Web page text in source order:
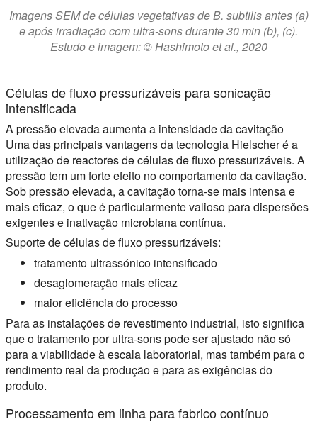
Imagens SEM de células vegetativas de B. subtilis antes (a)
e após irradiação com ultra-sons durante 30 min (b), (c).
Estudo e imagem: © Hashimoto et al., 2020
Células de fluxo pressurizáveis para sonicação
intensificada
A pressão elevada aumenta a intensidade da cavitação
Uma das principais vantagens da tecnologia Hielscher é a
utilização de reactores de células de fluxo pressurizáveis. A
pressão tem um forte efeito no comportamento da cavitação.
Sob pressão elevada, a cavitação torna-se mais intensa e
mais eficaz, o que é particularmente valioso para dispersões
exigentes e inativação microbiana contínua.
Suporte de células de fluxo pressurizáveis:
tratamento ultrassónico intensificado
desaglomeração mais eficaz
maior eficiência do processo
Para as instalações de revestimento industrial, isto significa
que o tratamento por ultra-sons pode ser ajustado não só
para a viabilidade à escala laboratorial, mas também para o
rendimento real da produção e para as exigências do
produto.
Processamento em linha para fabrico contínuo